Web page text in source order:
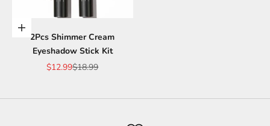
Scegli le opzioni
2Pcs Shimmer Cream
Eyeshadow Stick Kit
Prezzo scontato
$12.99Prezzo
$18.99